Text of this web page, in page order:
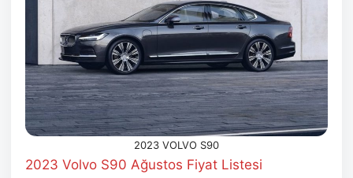
2023 VOLVO S90
2023 Volvo S90 Ağustos Fiyat Listesi